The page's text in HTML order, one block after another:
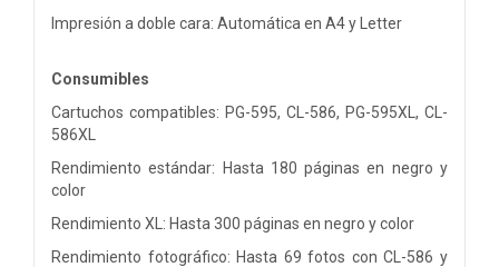
Impresión a doble cara: Automática en A4 y Letter
Consumibles
Cartuchos compatibles: PG-595, CL-586, PG-595XL, CL-
586XL
Rendimiento estándar: Hasta 180 páginas en negro y
color
Rendimiento XL: Hasta 300 páginas en negro y color
Rendimiento fotográfico: Hasta 69 fotos con CL-586 y